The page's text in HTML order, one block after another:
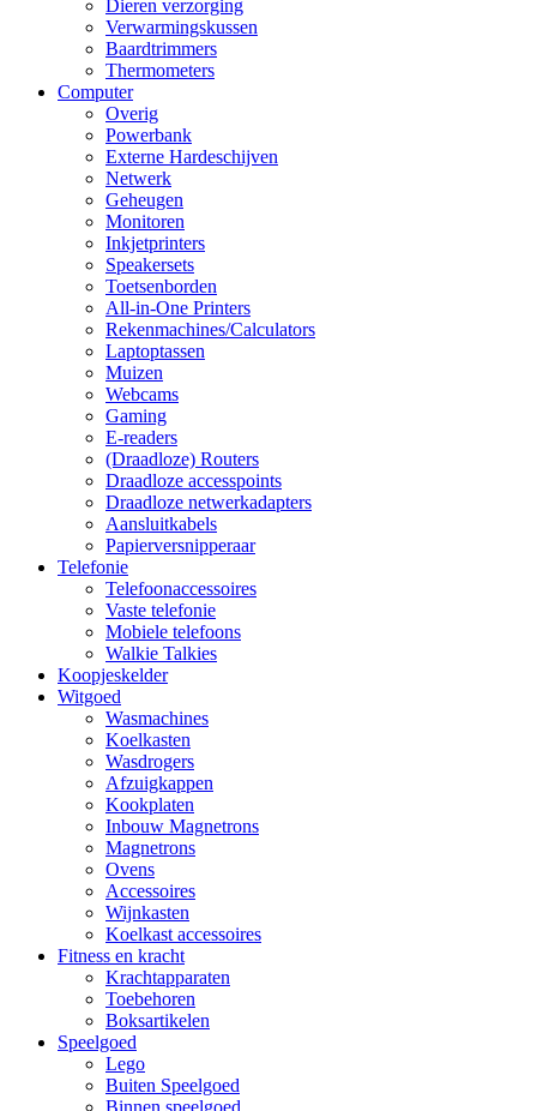
Dieren verzorging
Verwarmingskussen
Baardtrimmers
Thermometers
Computer
Overig
Powerbank
Externe Hardeschijven
Netwerk
Geheugen
Monitoren
Inkjetprinters
Speakersets
Toetsenborden
All-in-One Printers
Rekenmachines/Calculators
Laptoptassen
Muizen
Webcams
Gaming
E-readers
(Draadloze) Routers
Draadloze accesspoints
Draadloze netwerkadapters
Aansluitkabels
Papierversnipperaar
Telefonie
Telefoonaccessoires
Vaste telefonie
Mobiele telefoons
Walkie Talkies
Koopjeskelder
Witgoed
Wasmachines
Koelkasten
Wasdrogers
Afzuigkappen
Kookplaten
Inbouw Magnetrons
Magnetrons
Ovens
Accessoires
Wijnkasten
Koelkast accessoires
Fitness en kracht
Krachtapparaten
Toebehoren
Boksartikelen
Speelgoed
Lego
Buiten Speelgoed
Binnen speelgoed